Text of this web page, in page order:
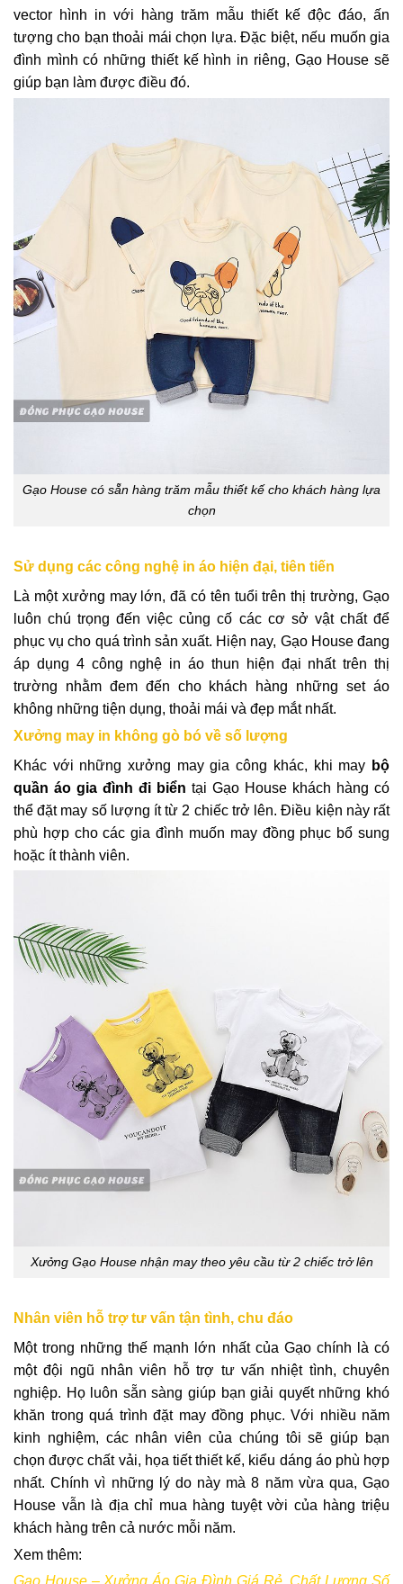
vector hình in với hàng trăm mẫu thiết kế độc đáo, ấn
tượng cho bạn thoải mái chọn lựa. Đặc biệt, nếu muốn gia
đình mình có những thiết kế hình in riêng, Gạo House sẽ
giúp bạn làm được điều đó.
Gạo House có sẵn hàng trăm mẫu thiết kế cho khách hàng lựa
chọn
Sử dụng các công nghệ in áo hiện đại, tiên tiến
Là một xưởng may lớn, đã có tên tuổi trên thị trường, Gạo
luôn chú trọng đến việc củng cố các cơ sở vật chất để
phục vụ cho quá trình sản xuất. Hiện nay, Gạo House đang
áp dụng 4 công nghệ in áo thun hiện đại nhất trên thị
trường nhằm đem đến cho khách hàng những set áo
không những tiện dụng, thoải mái và đẹp mắt nhất.
Xưởng may in không gò bó về số lượng
Khác với những xưởng may gia công khác, khi may bộ
quần áo gia đình đi biển tại Gạo House khách hàng có
thể đặt may số lượng ít từ 2 chiếc trở lên. Điều kiện này rất
phù hợp cho các gia đình muốn may đồng phục bổ sung
hoặc ít thành viên.
Xưởng Gạo House nhận may theo yêu cầu từ 2 chiếc trở lên
Nhân viên hỗ trợ tư vấn tận tình, chu đáo
Một trong những thế mạnh lớn nhất của Gạo chính là có
một đội ngũ nhân viên hỗ trợ tư vấn nhiệt tình, chuyên
nghiệp. Họ luôn sẵn sàng giúp bạn giải quyết những khó
khăn trong quá trình đặt may đồng phục. Với nhiều năm
kinh nghiệm, các nhân viên của chúng tôi sẽ giúp bạn
chọn được chất vải, họa tiết thiết kế, kiểu dáng áo phù hợp
nhất. Chính vì những lý do này mà 8 năm vừa qua, Gạo
House vẫn là địa chỉ mua hàng tuyệt vời của hàng triệu
khách hàng trên cả nước mỗi năm.
Xem thêm: